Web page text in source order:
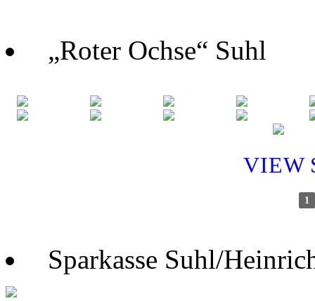
„Roter Ochse“ Suhl
VIEW
1
Sparkasse Suhl/